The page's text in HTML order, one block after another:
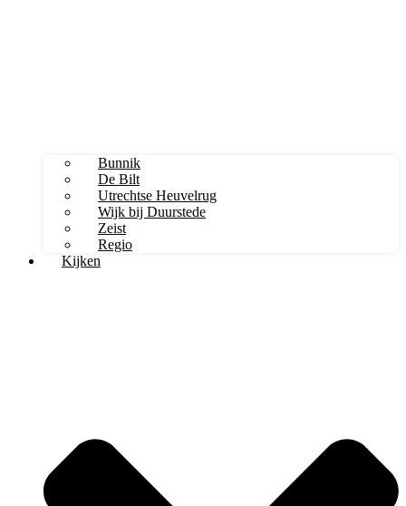
Bunnik
De Bilt
Utrechtse Heuvelrug
Wijk bij Duurstede
Zeist
Regio
Kijken